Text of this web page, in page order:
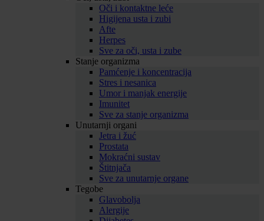
Oči i kontaktne leće
Higijena usta i zubi
Afte
Herpes
Sve za oči, usta i zube
Stanje organizma
Pamćenje i koncentracija
Stres i nesanica
Umor i manjak energije
Imunitet
Sve za stanje organizma
Unutarnji organi
Jetra i žuć
Prostata
Mokraćni sustav
Štitnjača
Sve za unutarnje organe
Tegobe
Glavobolja
Alergije